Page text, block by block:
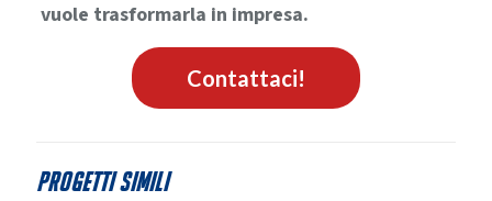
vuole trasformarla in impresa.
Contattaci!
Progetti simili